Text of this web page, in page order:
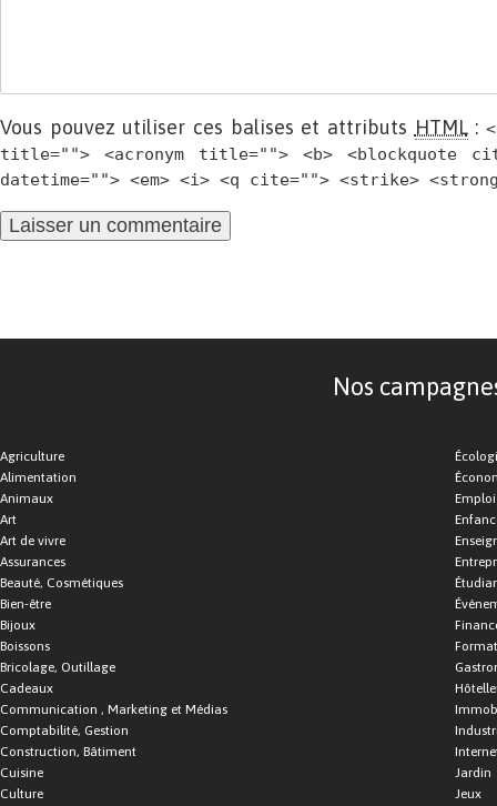
Vous pouvez utiliser ces balises et attributs HTML:
title=""> <acronym title=""> <b> <blockquote
datetime=""> <em> <i> <q cite=""> <strike>
Nos
Agriculture
Alimentation
Animaux
Art
Art de vivre
Assurances
Beauté, Cosmétiques
Bien-être
Bijoux
Boissons
Bricolage, Outillage
Cadeaux
Communication , Marketing et Médias
Comptabilité, Gestion
Construction, Bâtiment
Cuisine
Culture
Emploi
Jardin
Jeux